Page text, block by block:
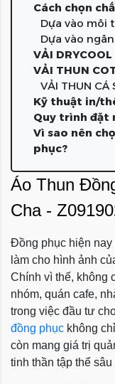
Cách chọn
Dựa vào môi
Dựa vào
VẢI DRYCOOL
VẢI THUN
VẢI THUN CÁ
Kỹ thuật in/
Quy trình đặt
Vì sao nên
phục?
Áo Thun
Cha -
Đồng phục hiện nay
làm cho hình ảnh
Chính vì thế, không
nhóm, quán cafe,
trong việc đầu tư
đồng phục không
còn mang giá trị
tinh thần tập thể sâu